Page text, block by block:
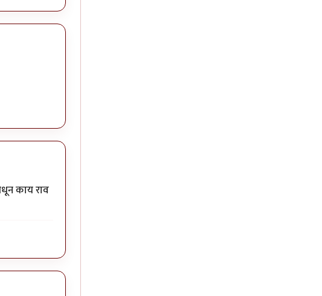
काय राव